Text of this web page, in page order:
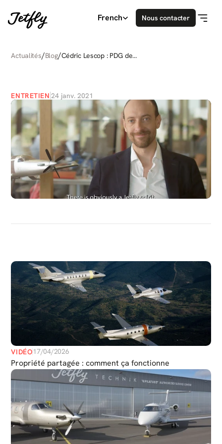
Actualités/Blog/Cédric Lescop : PDG de
JETFLY
ENTRETIEN 24 janv. 2021
Select Language
French Nous contacter
PLUS DE MÉDIAS
VIDÉO17/04/2026
Propriété partagée : comment ça fonctionne